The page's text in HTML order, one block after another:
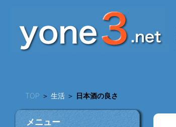
TOP ＞生活 ＞ 日本酒の良さ
メニュー